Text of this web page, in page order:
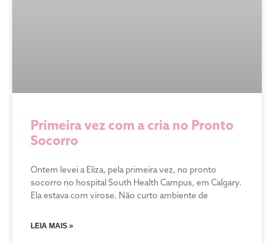
Primeira vez com a cria no Pronto
Socorro
Ontem levei a Eliza, pela primeira vez, no pronto
socorro no hospital South Health Campus, em Calgary.
Ela estava com virose. Não curto ambiente de
LEIA MAIS »